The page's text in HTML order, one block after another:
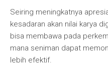
Seiring meningkatnya
kesadaran akan nilai karya
bisa membawa pada
mana seniman dapat
lebih efektif.